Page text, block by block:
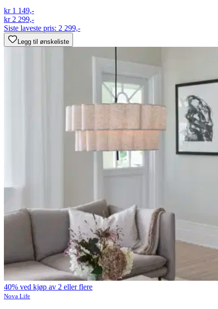
kr 1 149,-
kr 2 299,-
Siste laveste pris: 2 299,-
Legg til ønskeliste
40% ved kjøp av 2 eller flere
Nova Life